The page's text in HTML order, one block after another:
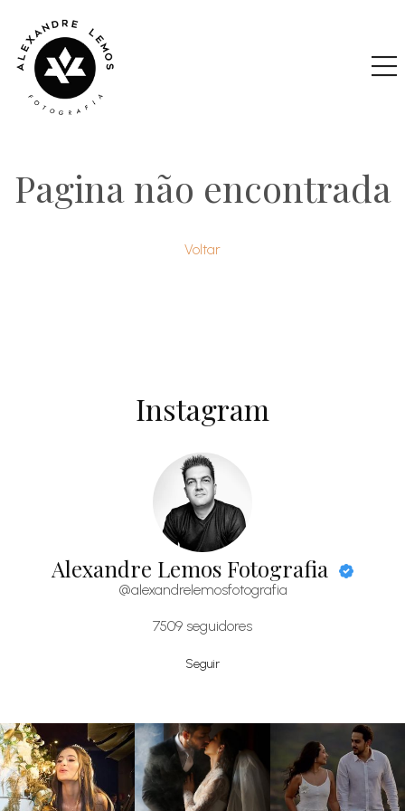
Pagina não encontrada
Voltar
Instagram
Alexandre Lemos Fotografia
@alexandrelemosfotografia
7509 seguidores
Seguir